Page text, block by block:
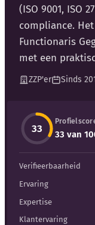
Blog
Bedrijfsupdates
Externe bronnen
Woordenboek
Auteurs
(ISO 9001, ISO
compliance.
Functionaris
met een
ZZP'er Sinds
33 33 van
Verifieerbaarheid
Ervaring
Expertise
Klantervaring